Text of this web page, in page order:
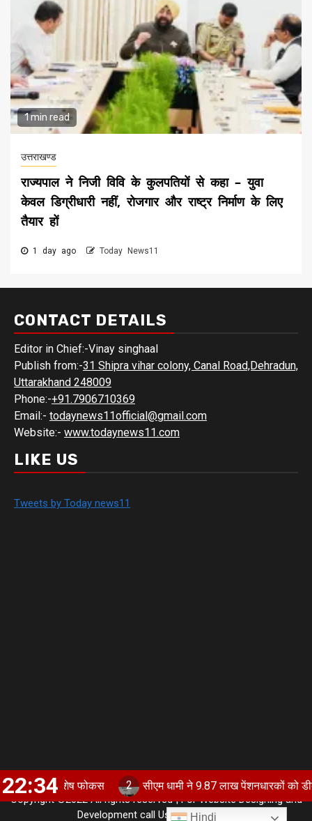
1 min read
उत्तराखण्ड
राज्यपाल ने निजी विवि के कुलपतियों से कहा – युवा
केवल डिग्रीधारी नहीं, रोजगार और राष्ट्र निर्माण के लिए
तैयार हों
1 day ago Today News11
CONTACT DETAILS
Editor in Chief:-Vinay singhaal
Publish from:-31 Shipra vihar colony, Canal Road,Dehradun,
Uttarakhand 248009
Phone:-+91.7906710369
Email:- todaynews11official@gmail.com
Website:- www.todaynews11.com
LIKE US
Tweets by Today news11
Copyright ©2022 All rights reserved | For Website Designing and
Development call Us:- 8920664806
22:34
विशेष फोकस 2 सीएम धामी ने 9.87 लाख पेंशनधारकों को डीबीटी से
Hindi